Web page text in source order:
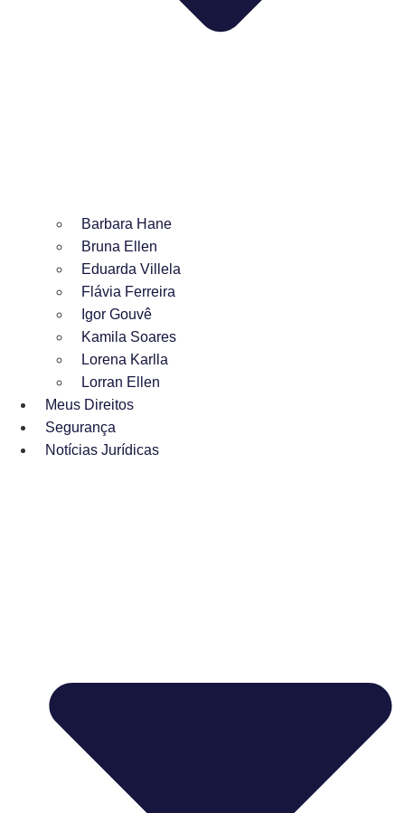
Barbara Hane
Bruna Ellen
Eduarda Villela
Flávia Ferreira
Igor Gouvê
Kamila Soares
Lorena Karlla
Lorran Ellen
Meus Direitos
Segurança
Notícias Jurídicas